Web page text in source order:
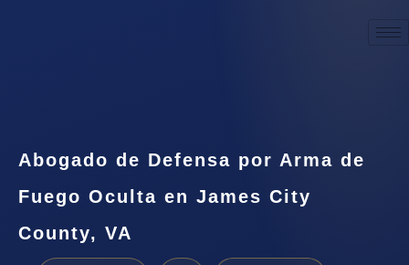
Abogado de Defensa por Arma de
Fuego Oculta en James City
County, VA